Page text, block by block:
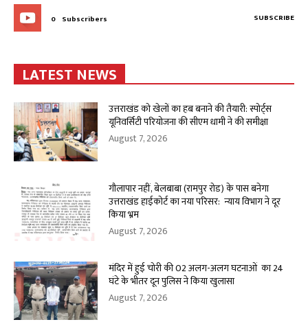
0 Subscribers SUBSCRIBE
LATEST NEWS
उत्तराखंड को खेलों का हब बनाने की तैयारी: स्पोर्ट्स
यूनिवर्सिटी परियोजना की सीएम धामी ने की समीक्षा
August 7, 2026
गौलापार नहीं, बेलबाबा (रामपुर रोड) के पास बनेगा
उत्तराखंड हाईकोर्ट का नया परिसर: न्याय विभाग ने दूर
किया भ्रम
August 7, 2026
मंदिर में हुई चोरी की 02 अलग-अलग घटनाओं का 24
घंटे के भीतर दून पुलिस ने किया खुलासा
August 7, 2026